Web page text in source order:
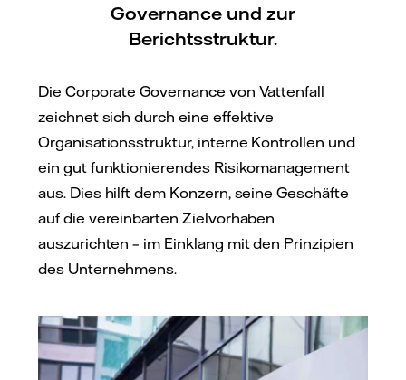
Governance und zur
Berichtsstruktur.
Die Corporate Governance von Vattenfall
zeichnet sich durch eine effektive
Organisationsstruktur, interne Kontrollen und
ein gut funktionierendes Risikomanagement
aus. Dies hilft dem Konzern, seine Geschäfte
auf die vereinbarten Zielvorhaben
auszurichten – im Einklang mit den Prinzipien
des Unternehmens.